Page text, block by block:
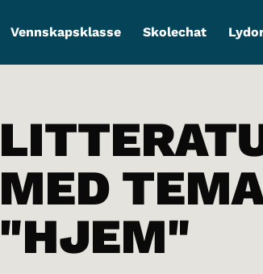
Vennskapsklasse Skolechat
MED
"HJEM"